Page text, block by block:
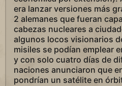
era lanzar versiones más
2 alemanes que fueran
cabezas nucleares a
algunos locos visionarios
misiles se podían emplear
y con solo cuatro días de
naciones anunciaron que
pondrían un satélite en